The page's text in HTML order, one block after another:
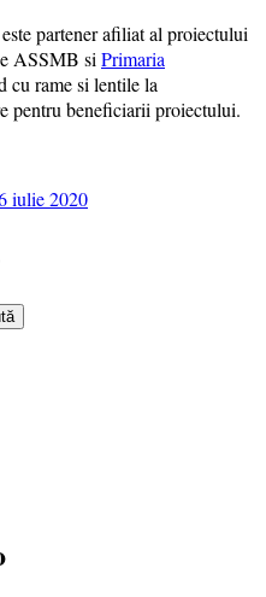
este partener afiliat al proiectului
ASSMB siPrimaria
cu rame si lentile la
pentru beneficiarii proiectului.
iulie 2020